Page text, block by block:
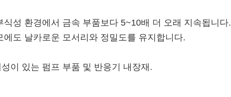
식성 환경에서 금속 부품보다 5~10배 더 오래 지속됩니다.
에도 날카로운 모서리와 정밀도를 유지합니다.
이 있는 펌프 부품 및 반응기 내장재.